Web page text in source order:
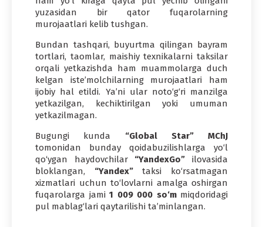
yuzasidan bir qator fuqarolarning
murojaatlari kelib tushgan.
Bundan tashqari, buyurtma qilingan bayram
tortlari, taomlar, maishiy texnikalarni taksilar
orqali yetkazishda ham muammolarga duch
kelgan iste’molchilarning murojaatlari ham
ijobiy hal etildi. Ya’ni ular noto‘g‘ri manzilga
yetkazilgan, kechiktirilgan yoki umuman
yetkazilmagan.
Bugungi kunda “Global Star” MChJ
tomonidan bunday qoidabuzilishlarga yo‘l
qo‘ygan haydovchilar “YandexGo” ilovasida
bloklangan, “Yandex”taksi ko‘rsatmagan
xizmatlari uchun to‘lovlarni amalga oshirgan
fuqarolarga jami 1 009 000 so‘mmiqdoridagi
pul mablag‘lari qaytarilishi ta’minlangan.